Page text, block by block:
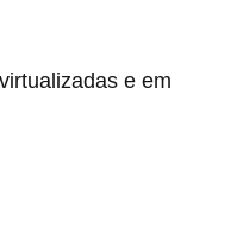
e em